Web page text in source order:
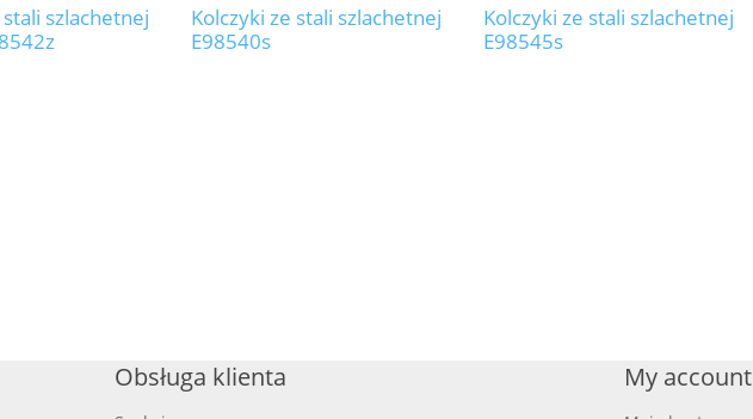
szlachetnej
Kolczyki ze stali szlachetnej
E98540s
Kolczyki ze stali szlachetnej
E98545s
Obsługa klienta My account